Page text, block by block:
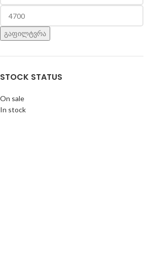
გაფილტვრა
STOCK STATUS
On sale
In stock